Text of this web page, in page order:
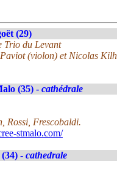
(29)
Trio du Levant
(violon) et Nicolas
(35) - cathédrale
Rossi, Frescobaldi.
stmalo.com/
- cathedrale